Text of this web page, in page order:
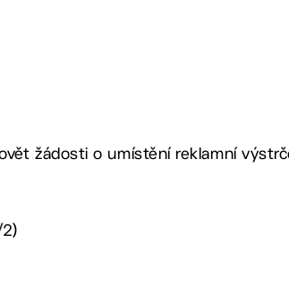
žádosti o umístění reklamní